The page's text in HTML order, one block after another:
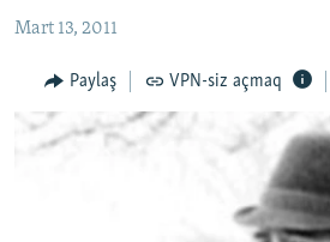
qayıt
#ƏSLINDƏ
FƏRQƏ BAX
QANUNI DOĞRU
Mart 13, 2011
Paylaş VPN-siz açmaq